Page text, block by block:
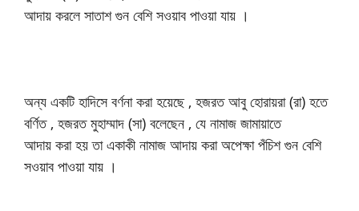
আদায় করলে সাতাশ গুন বেশি সওয়াব পাওয়া যায় ।
অন্য একটি হাদিসে বর্ণনা করা হয়েছে , হজরত আবু হোরায়রা (রা) হতে
বর্ণিত , হজরত মুহাম্মাদ (সা) বলেছেন , যে নামাজ জামায়াতে
আদায় করা হয় তা একাকী নামাজ আদায় করা অপেক্ষা পঁচিশ গুন বেশি
সওয়াব পাওয়া যায় ।